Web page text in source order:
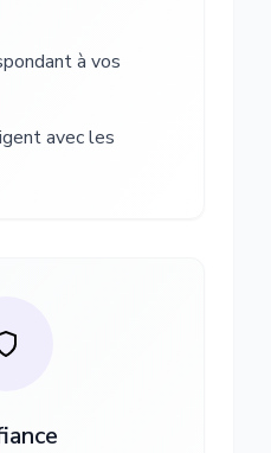
à vos
avec les